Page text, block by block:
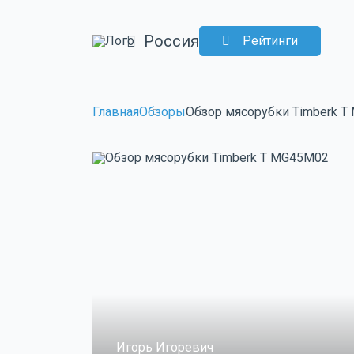
Россия Рейтинги
ГлавнаяОбзорыОбзор мясорубки Timberk T
Игорь Игоревич